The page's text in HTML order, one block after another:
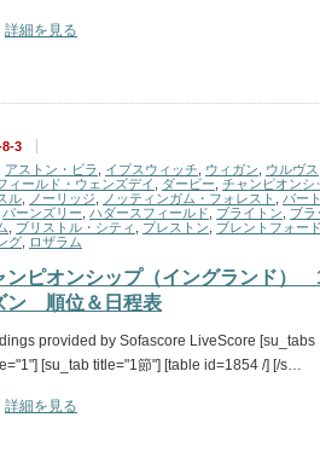
詳細を見る
8-3
アストン・ビラ イプスウィッチ ウィガン ウルヴス
ィールド・ウェンズデイ
ダービー チャンピオンシ
ル
ノーリッジ ノッティンガム・フォレスト バー
バーンズリー ハダースフィールド ブライトン ブラ
ブリストル・シティ プレストン ブレントフォード
グ
ロザラム
ンピオンシップ（イングランド）
ン 順位＆日程表
provided by Sofascore LiveScore [su_tabs
[su_tab title="1節"] [table id=1854 /] [/s…
詳細を見る